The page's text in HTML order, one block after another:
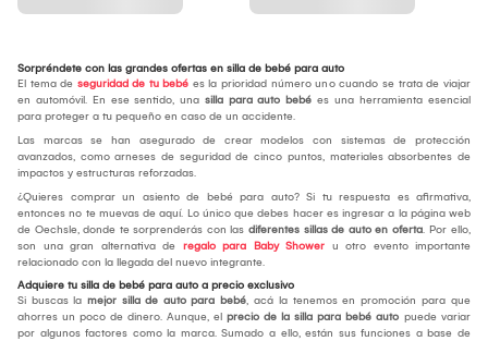
Sorpréndete con las grandes ofertas en silla de bebé para auto
El tema de seguridad de tu bebé es la prioridad número uno cuando se trata de viajar
en automóvil. En ese sentido, una silla para auto bebé es una herramienta esencial
para proteger a tu pequeño en caso de un accidente.
Las marcas se han asegurado de crear modelos con sistemas de protección
avanzados, como arneses de seguridad de cinco puntos, materiales absorbentes de
impactos y estructuras reforzadas.
¿Quieres comprar un asiento de bebé para auto? Si tu respuesta es afirmativa,
entonces no te muevas de aquí. Lo único que debes hacer es ingresar a la página web
de Oechsle, donde te sorprenderás con las diferentes sillas de auto en oferta. Por ello,
son una gran alternativa de regalo para Baby Shower u otro evento importante
relacionado con la llegada del nuevo integrante.
Adquiere tu silla de bebé para auto a precio exclusivo
Si buscas la mejor silla de auto para bebé, acá la tenemos en promoción para que
ahorres un poco de dinero. Aunque, el precio de la silla para bebé auto puede variar
por algunos factores como la marca. Sumado a ello, están sus funciones a base de